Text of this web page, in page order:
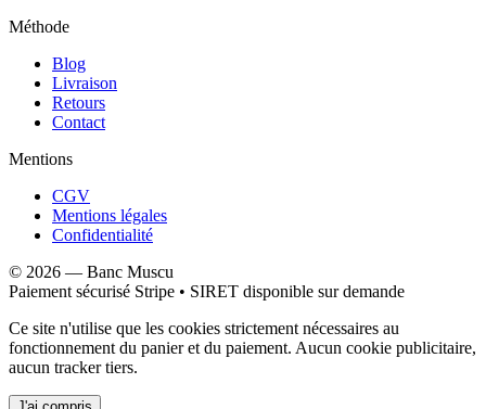
Méthode
Blog
Livraison
Retours
Contact
Mentions
CGV
Mentions légales
Confidentialité
© 2026 — Banc Muscu
Paiement sécurisé Stripe • SIRET disponible sur demande
Ce site n'utilise que les cookies strictement nécessaires au
fonctionnement du panier et du paiement. Aucun cookie publicitaire,
aucun tracker tiers.